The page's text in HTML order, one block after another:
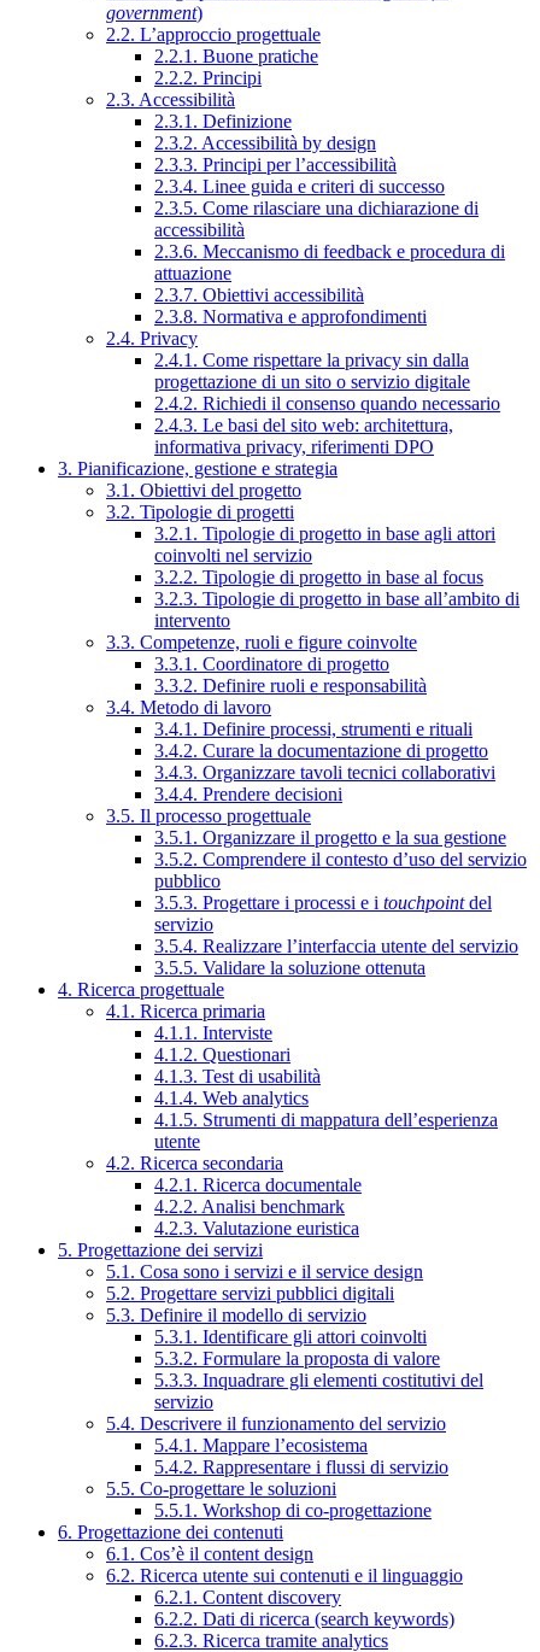
government)
2.2. L’approccio progettuale
2.2.1. Buone pratiche
2.2.2. Principi
2.3. Accessibilità
2.3.1. Definizione
2.3.2. Accessibilità by design
2.3.3. Principi per l’accessibilità
2.3.4. Linee guida e criteri di successo
2.3.5. Come rilasciare una dichiarazione di
accessibilità
2.3.6. Meccanismo di feedback e procedura di
attuazione
2.3.7. Obiettivi accessibilità
2.3.8. Normativa e approfondimenti
2.4. Privacy
2.4.1. Come rispettare la privacy sin dalla
progettazione di un sito o servizio digitale
2.4.2. Richiedi il consenso quando necessario
2.4.3. Le basi del sito web: architettura,
informativa privacy, riferimenti DPO
3. Pianificazione, gestione e strategia
3.1. Obiettivi del progetto
3.2. Tipologie di progetti
3.2.1. Tipologie di progetto in base agli attori
coinvolti nel servizio
3.2.2. Tipologie di progetto in base al focus
3.2.3. Tipologie di progetto in base all’ambito di
intervento
3.3. Competenze, ruoli e figure coinvolte
3.3.1. Coordinatore di progetto
3.3.2. Definire ruoli e responsabilità
3.4. Metodo di lavoro
3.4.1. Definire processi, strumenti e rituali
3.4.2. Curare la documentazione di progetto
3.4.3. Organizzare tavoli tecnici collaborativi
3.4.4. Prendere decisioni
3.5. Il processo progettuale
3.5.1. Organizzare il progetto e la sua gestione
3.5.2. Comprendere il contesto d’uso del servizio
pubblico
3.5.3. Progettare i processi e i touchpointdel
servizio
3.5.4. Realizzare l’interfaccia utente del servizio
3.5.5. Validare la soluzione ottenuta
4. Ricerca progettuale
4.1. Ricerca primaria
4.1.1. Interviste
4.1.2. Questionari
4.1.3. Test di usabilità
4.1.4. Web analytics
4.1.5. Strumenti di mappatura dell’esperienza
utente
4.2. Ricerca secondaria
4.2.1. Ricerca documentale
4.2.2. Analisi benchmark
4.2.3. Valutazione euristica
5. Progettazione dei servizi
5.1. Cosa sono i servizi e il service design
5.2. Progettare servizi pubblici digitali
5.3. Definire il modello di servizio
5.3.1. Identificare gli attori coinvolti
5.3.2. Formulare la proposta di valore
5.3.3. Inquadrare gli elementi costitutivi del
servizio
5.4. Descrivere il funzionamento del servizio
5.4.1. Mappare l’ecosistema
5.4.2. Rappresentare i flussi di servizio
5.5. Co-progettare le soluzioni
5.5.1. Workshop di co-progettazione
6. Progettazione dei contenuti
6.1. Cos’è il content design
6.2. Ricerca utente sui contenuti e il linguaggio
6.2.1. Content discovery
6.2.2. Dati di ricerca (search keywords)
6.2.3. Ricerca tramite analytics